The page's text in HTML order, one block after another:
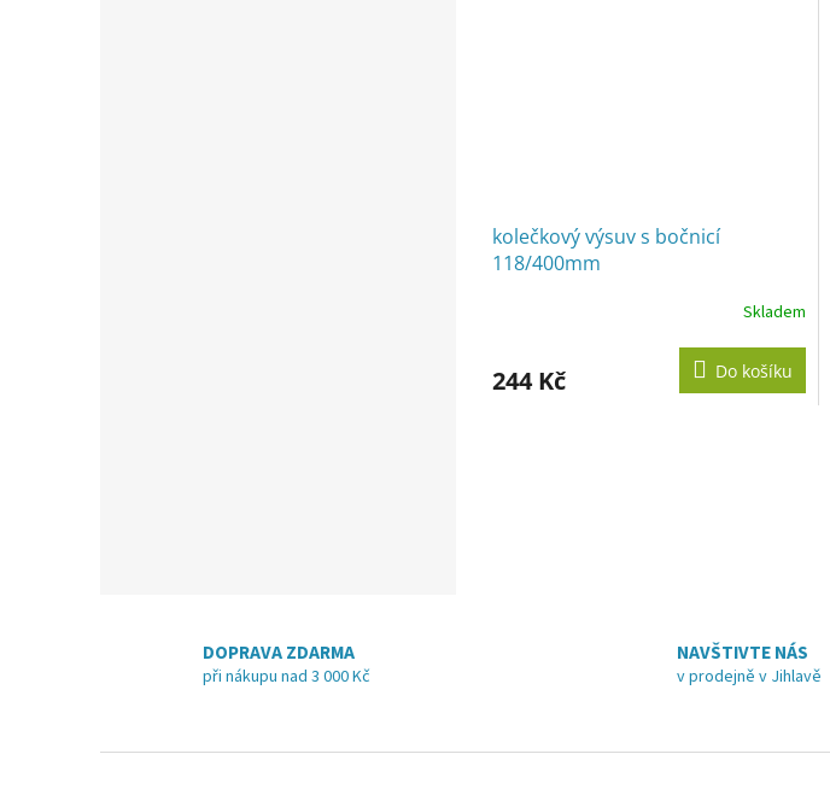
kolečkový výsuv s bočnicí
118/400mm
Skladem
244 Kč Do košíku
DOPRAVA ZDARMA
při nákupu nad 3 000 Kč
NAVŠTIVTE NÁS
v prodejně v Jihlavě